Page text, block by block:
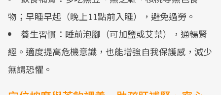
物；早睡早起（晚上11點前入睡），避免過勞。
養生習慣：睡前泡腳（可加鹽或艾葉），通暢腎
經。適度提高危機意識，也能增強自我保護感，減少
無謂恐懼。